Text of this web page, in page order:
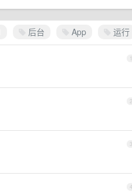
后台 App 运行
1
2
3
4